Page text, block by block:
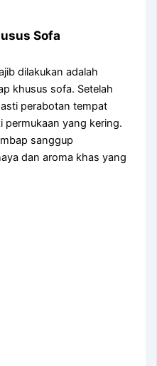
Sofa
dilakukan adalah
khusus sofa. Setelah
perabotan tempat
permukaan yang kering.
sanggup
dan aroma khas yang